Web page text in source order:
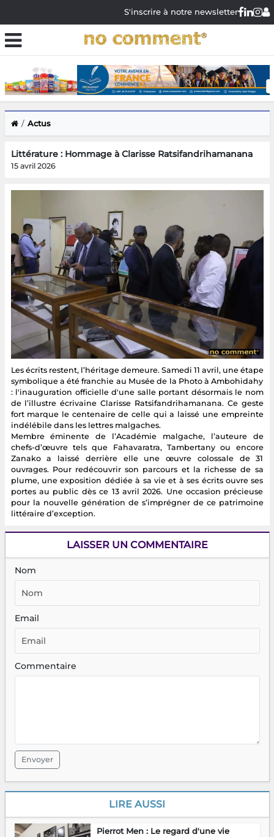
S'inscrire à notre newsletter
Actus
Littérature : Hommage à Clarisse Ratsifandrihamanana
15 avril 2026
Les écrits restent, l’héritage demeure. Samedi 11 avril, une étape
symbolique a été franchie au Musée de la Photo à Ambohidahy
: l'inauguration officielle d'une salle portant désormais le nom
de l’illustre écrivaine Clarisse Ratsifandrihamanana. Ce geste
fort marque le centenaire de celle qui a laissé une empreinte
indélébile dans les lettres malgaches.
Membre éminente de l’Académie malgache, l’auteure de
chefs-d’œuvre tels que Fahavaratra, Tambertany ou encore
Zanako a laissé derrière elle une œuvre colossale de 31
ouvrages. Pour redécouvrir son parcours et la richesse de sa
plume, une exposition dédiée à sa vie et à ses écrits ouvre ses
portes au public dès ce 13 avril 2026. Une occasion précieuse
pour la nouvelle génération de s’imprégner de ce patrimoine
littéraire d’exception.
LAISSER UN COMMENTAIRE
Nom
Email
Commentaire
Envoyer
LIRE AUSSI
Pierrot Men : Le regard d'une vie